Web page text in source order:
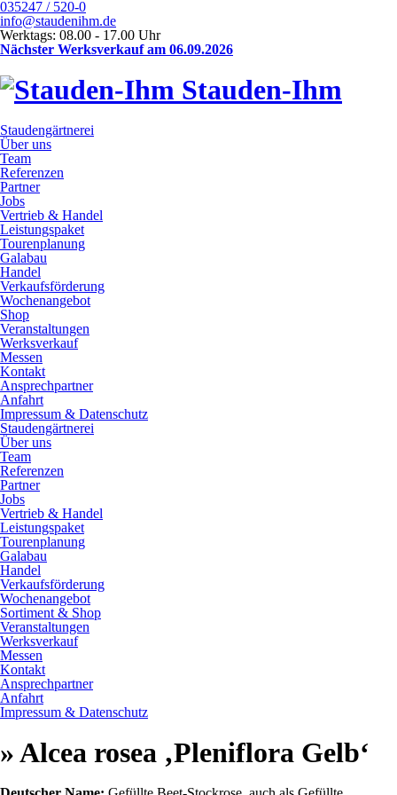
035247 / 520-0
info@staudenihm.de
Werktags: 08.00 - 17.00 Uhr
Nächster Werksverkauf am 06.09.2026
Stauden-Ihm
Staudengärtnerei
Über uns
Team
Referenzen
Partner
Jobs
Vertrieb & Handel
Leistungspaket
Tourenplanung
Galabau
Handel
Verkaufsförderung
Wochenangebot
Shop
Veranstaltungen
Werksverkauf
Messen
Kontakt
Ansprechpartner
Anfahrt
Impressum & Datenschutz
Staudengärtnerei
Über uns
Team
Referenzen
Partner
Jobs
Vertrieb & Handel
Leistungspaket
Tourenplanung
Galabau
Handel
Verkaufsförderung
Wochenangebot
Sortiment & Shop
Veranstaltungen
Werksverkauf
Messen
Kontakt
Ansprechpartner
Anfahrt
Impressum & Datenschutz
» Alcea rosea ‚Pleniflora Gelb‘